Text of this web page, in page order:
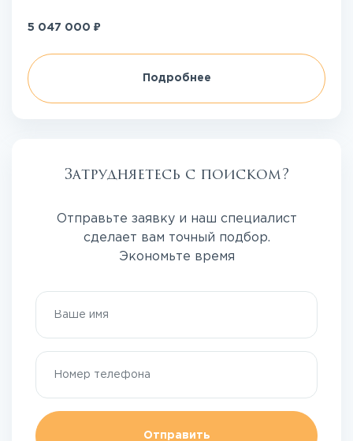
5 047 000 ₽
Подробнее
Затрудняетесь с поиском?
Отправьте заявку и наш специалист
сделает вам точный подбор.
Экономьте время
Отправить